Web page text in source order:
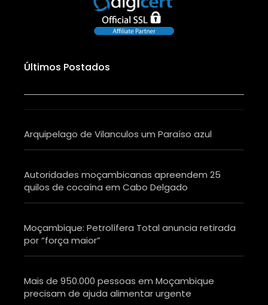
Como está a Polícia ao longo da
estrada?
Precisa de um Visto para nos visitar?
Que opções alimentares existem?
Como são as condições das estradas?
Últimos Postados
Arquipelago de Vilanculos um Paraíso azul
Autoridades moçambicanas apreendem 25
quilos de cocaína em Cabo Delgado
Moçambique: Petrolífera Total anuncia retirada
por “força maior”
Mais de 950.000 pessoas em Moçambique
precisam de ajuda alimentar urgente